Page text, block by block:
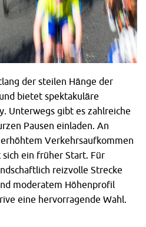
der steilen Hänge der
bietet spektakuläre
Unterwegs gibt es zahlreiche
Pausen einladen. An
Verkehrsaufkommen
ein früher Start. Für
reizvolle Strecke
moderatem Höhenprofil
eine hervorragende Wahl.